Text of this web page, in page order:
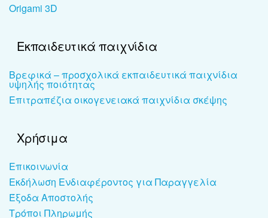
Origami 3D
Εκπαιδευτικά παιχνίδια
Βρεφικά – προσχολικά εκπαιδευτικά παιχνίδια
υψηλής ποιότητας
Επιτραπέζια οικογενειακά παιχνίδια σκέψης
Χρήσιμα
Επικοινωνία
Εκδήλωση Ενδιαφέροντος για Παραγγελία
Έξοδα Αποστολής
Τρόποι Πληρωμής